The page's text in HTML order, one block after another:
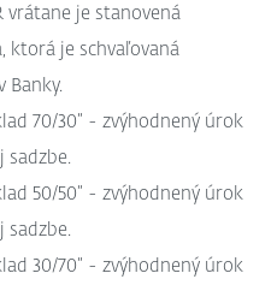
vrátane je stanovená
ktorá je schvaľovaná
Banky.
70/30“ - zvýhodnený úrok
sadzbe.
50/50“ - zvýhodnený úrok
sadzbe.
30/70“ - zvýhodnený úrok